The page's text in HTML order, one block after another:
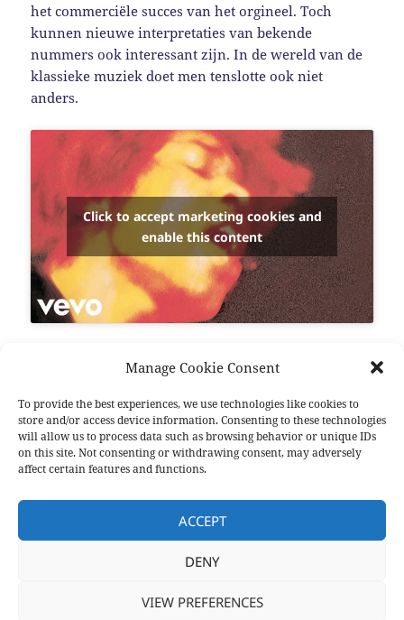
Manage Cookie Consent
To provide the best experiences, we use technologies like cookies to
store and/or access device information. Consenting to these technologies
will allow us to process data such as browsing behavior or unique IDs
on this site. Not consenting or withdrawing consent, may adversely
affect certain features and functions.
ACCEPT
DENY
VIEW PREFERENCES
het commerciële succes van het orgineel. Toch
kunnen nieuwe interpretaties van bekende
nummers ook interessant zijn. In de wereld van de
klassieke muziek doet men tenslotte ook niet
anders.
Click to accept marketing cookies and
enable this content
interessanter is dan het orgineel isAll Along The
Watchtower. Dit nummer, dat is geschreven en
uitgebracht doorBob Dylan, is immers op
indrukwekkende wijze aan de vergetelheid ontrukt
doorJimi Hendrix. Maar zelfs hier knaagt de twijfel.
Read the rest
Dutch